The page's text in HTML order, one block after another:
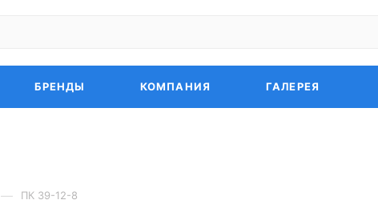
БРЕНДЫ КОМПАНИЯ ГАЛЕРЕЯ
— ПК 39-12-8